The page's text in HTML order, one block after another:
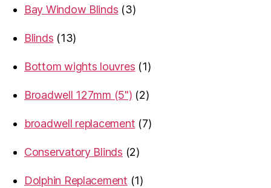
Bay Window Blinds
33
Blinds
1313
Bottom wights louvres
11
Broadwell 127mm (5")
22
broadwell replacement
77
Conservatory Blinds
22
Dolphin Replacement
11